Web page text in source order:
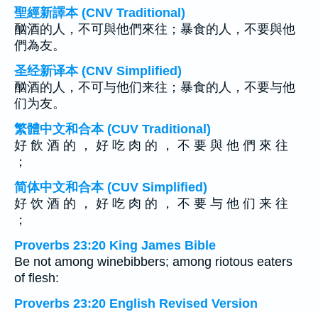
聖經新譯本 (CNV Traditional)
酗酒的人，不可與他們來往；暴食的人，不要與他
們為友。
圣经新译本 (CNV Simplified)
酗酒的人，不可与他们来往；暴食的人，不要与他
们为友。
繁體中文和合本 (CUV Traditional)
好 飲 酒 的 ， 好 吃 肉 的 ， 不 要 與 他 們 來 往
；
简体中文和合本 (CUV Simplified)
好 饮 酒 的 ， 好 吃 肉 的 ， 不 要 与 他 们 来 往
；
Proverbs 23:20 King James Bible
Be not among winebibbers; among riotous eaters
of flesh:
Proverbs 23:20 English Revised Version